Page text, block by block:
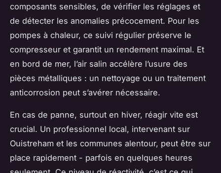
composants sensibles, de vérifier les réglages et
de détecter les anomalies précocement. Pour les
pompes à chaleur, ce suivi régulier préserve le
compresseur et garantit un rendement maximal. Et
en bord de mer, l’air salin accélère l’usure des
pièces métalliques : un nettoyage ou un traitement
anticorrosion peut s’avérer nécessaire.
En cas de panne, surtout en hiver, réagir vite est
crucial. Un professionnel local, intervenant sur
Ouistreham et les communes alentour, peut être sur
place rapidement - parfois en quelques heures